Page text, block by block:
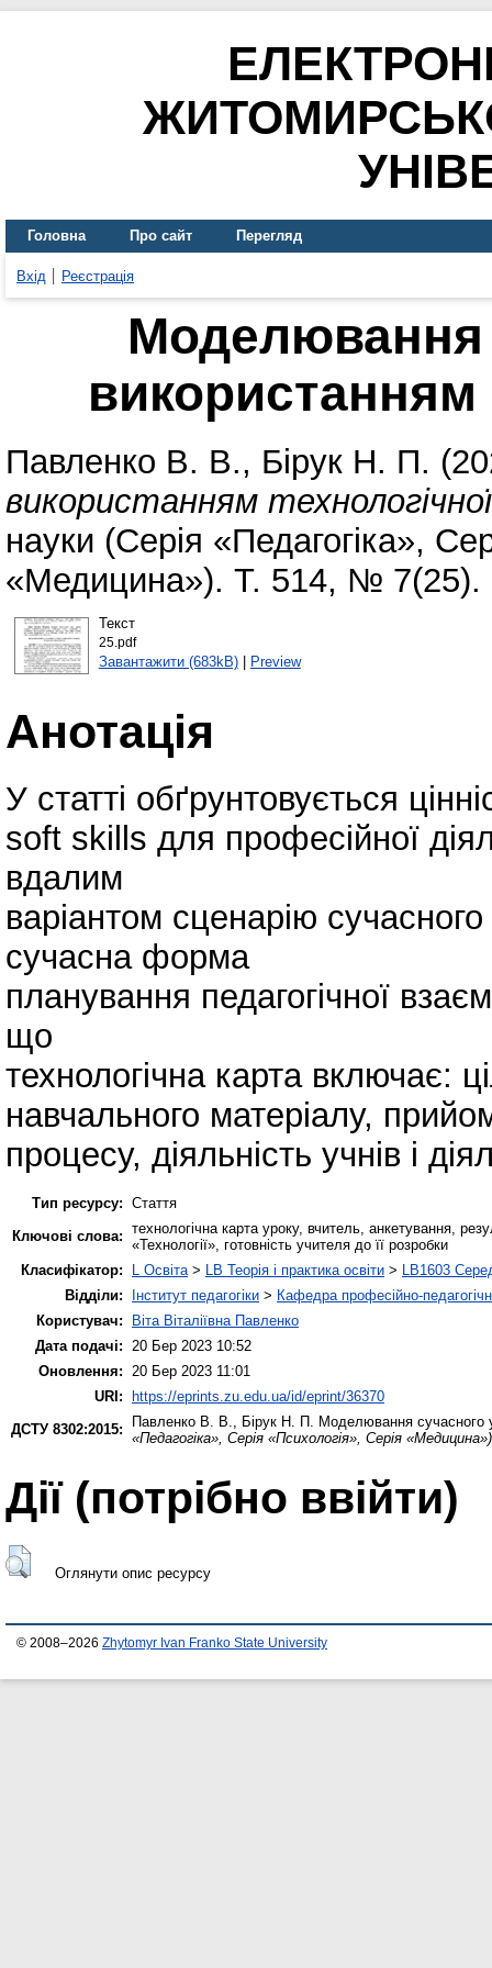
Головна Про сайт Перегляд
Вхід Реєстрація
Моделювання
використанням
Павленко В. В., Бірук Н. П.
використанням
науки (Серія «Педагогіка»,
«Медицина»). Т. 514, № 7(25).
Текст
25.pdf
Завантажити (683kB)| Preview
Анотація
У статті обґрунтовується
soft skills для професійної
вдалим
варіантом сценарію
сучасна форма
планування педагогічної
що
технологічна карта включає:
навчального матеріалу,
процесу, діяльність учнів і
Тип ресурсу: Стаття
Ключові слова: технологічна карта уроку, вчитель, анкетування,
«Технології», готовність учителя до її розробки
Класифікатор:
L Освіта > LB Теорія і практика освіти > LB1603
Відділи:
Інститут педагогіки > Кафедра професійно-
Користувач:
Віта Віталіївна Павленко
Дата подачі:
20 Бер 2023 10:52
Оновлення:
20 Бер 2023 11:01
URI: https://eprints.zu.edu.ua/id/eprint/36370
ДСТУ 8302:2015:
Павленко В. В. Бірук Н. П. Моделювання сучасного
«Педагогіка», Серія «Психологія», Серія «Медицина»)
Дії ​​(потрібно ввійти)
Оглянути опис ресурсу
© 2008–2026 Zhytomyr Ivan Franko State University